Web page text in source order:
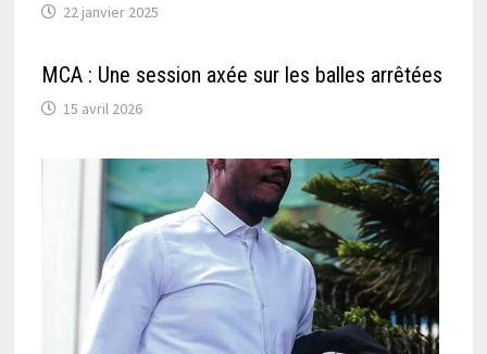
22 janvier 2025
MCA : Une session axée sur les balles arrêtées
15 avril 2026